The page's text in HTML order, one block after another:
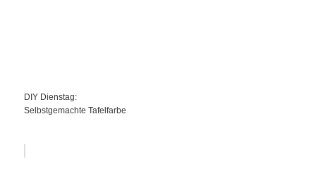
DIY Dienstag:
Selbstgemachte Tafelfarbe